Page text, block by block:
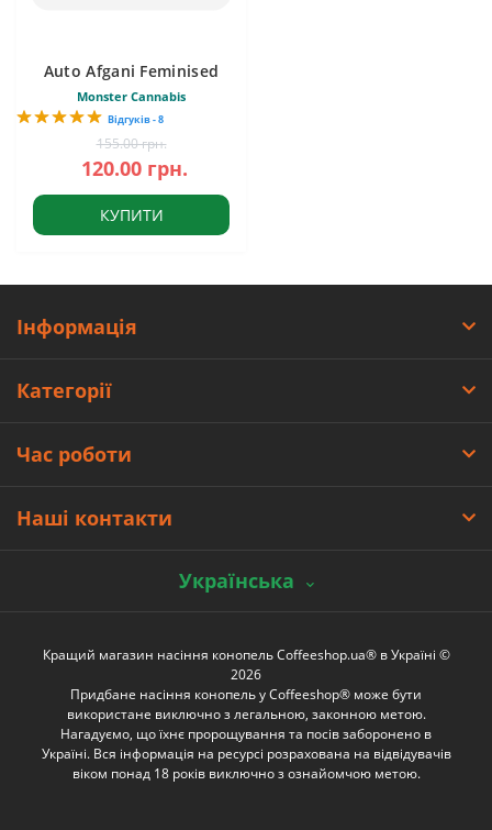
Auto Afgani Feminised
Monster Cannabis
Відгуків - 8
155.00 грн.
120.00 грн.
КУПИТИ
Інформація
Категорії
Час роботи
Наші контакти
Українська
Кращий магазин насіння конопель Coffeeshop.ua® в Україні ©
2026
Придбане насіння конопель у Coffeeshop® може бути
використане виключно з легальною, законною метою.
Нагадуємо, що їхнє пророщування та посів заборонено в
Україні. Вся інформація на ресурсі розрахована на відвідувачів
віком понад 18 років виключно з ознайомчою метою.